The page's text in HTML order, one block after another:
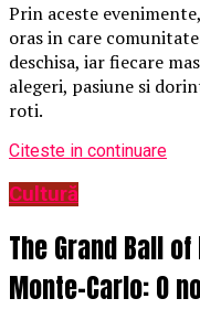
Prin aceste
oras in care
deschisa, iar fiecare
alegeri, pasiune si
roti.
Citeste in continuare
Cultură
The Grand Ball
Monte-Carlo: O